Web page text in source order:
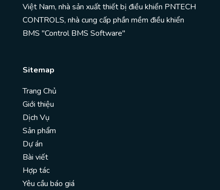
Việt Nam, nhà sản xuất thiết bị điều khiển PNTECH
CONTROLS, nhà cung cấp phần mềm điều khiển
BMS "Control BMS Software"
Sitemap
Trang Chủ
Giới thiệu
Dịch Vụ
Sản phẩm
Dự án
Bài viết
Hợp tác
Yêu cầu báo giá